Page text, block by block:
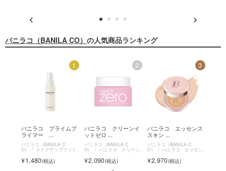
バニラコ（BANILA CO） の人気商品ランキング
1
バニラコ プライムプ
ライマー ...
バニラコ（BANILA C
O） メイクアップフィク
サー
1,480
2
バニラコ クリーンイ
ットゼロ ...
バニラコ（BANILA C
O） バニラコ クリーン
イットゼロ クレンジングバ
ーム2,090
3
バニラコ エッセンス
スキン ...
バニラコ（BANILA C
O） バニラコ エッセン
ス スキン ピンククッション
2,970